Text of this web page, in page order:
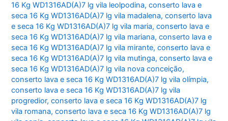
16 Kg WD1316AD(A)7 lg vila leolpodina,conserto lava e
seca 16 Kg WD1316AD(A)7 lg vila madalena,conserto lava
e seca 16 Kg WD1316AD(A)7 lg vila maria,conserto lava e
seca 16 Kg WD1316AD(A)7 lg vila mariana,conserto lava e
seca 16 Kg WD1316AD(A)7 lg vila mirante,conserto lava e
seca 16 Kg WD1316AD(A)7 lg vila mutinga,conserto lava e
seca 16 Kg WD1316AD(A)7 lg vila nova conceição,
conserto lava e seca 16 Kg WD1316AD(A)7 lg vila olímpia,
conserto lava e seca 16 Kg WD1316AD(A)7 lg vila
progredior,conserto lava e seca 16 Kg WD1316AD(A)7 lg
vila romana,conserto lava e seca 16 Kg WD1316AD(A)7 lg